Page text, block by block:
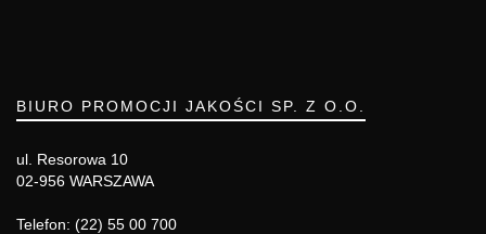
BIURO PROMOCJI JAKOŚCI SP. Z O.O.
ul. Resorowa 10
02-956 WARSZAWA
Telefon: (22) 55 00 700